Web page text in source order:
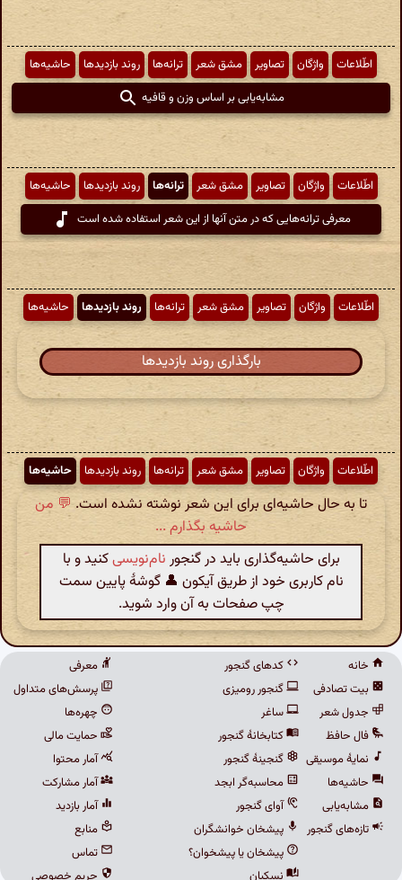
اطّلاعات واژگان تصاویر مشق شعر ترانه‌ها روند بازدیدها
حاشیه‌ها
مشابه‌یابی بر اساس وزن و قافیه
اطّلاعات واژگان تصاویر مشق شعر ترانه‌ها روند بازدیدها
حاشیه‌ها
معرفی ترانه‌هایی که در متن آنها از این شعر استفاده شده است
اطّلاعات واژگان تصاویر مشق شعر ترانه‌ها روند بازدیدها حاشیه‌ها
بارگذاری روند بازدیدها
اطّلاعات واژگان تصاویر مشق شعر ترانه‌ها روند بازدیدها حاشیه‌ها
تا به حال حاشیه‌ای برای این شعر نوشته نشده است.💬 من
حاشیه بگذارم ...
برای حاشیه‌گذاری باید در گنجور نام‌نویسیکنید و با
نام کاربری خود از طریق آیکون 👤 گوشهٔ پایین سمت
چپ صفحات به آن وارد شوید.
خانه
بیت تصادفی
جدول شعر
فال حافظ
نمایهٔ موسیقی
حاشیه‌ها
مشابه‌یابی
تازه‌های گنجور
کدهای گنجور
گنجور رومیزی
ساغر
کتابخانهٔ گنجور
گنجینهٔ گنجور
محاسبه‌گر ابجد
آوای گنجور
پیشخان خوانشگران
پیشخان یا پیشخوان؟
نسکبان
معرفی
پرسش‌های متداول
چهره‌ها
حمایت مالی
آمار محتوا
آمار مشارکت
آمار بازدید
منابع
تماس
حریم خصوصی